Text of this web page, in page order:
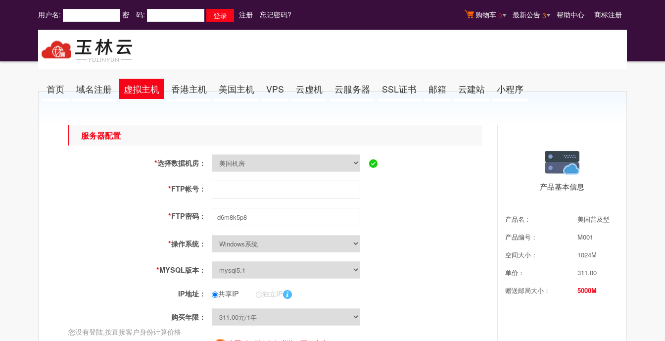
购物车 0 最新公告 3 帮助中心 商标注册
用户名: 密 码: 注册 忘记密码?
首页 域名注册 虚拟主机 香港主机 美国主机 VPS 云虚机 云服务器 SSL证书 邮箱 云建站 小程序
产品基本信息
产品名：
美国普及型
产品编号：
M001
空间大小：
1024M
单价：
311.00
赠送邮局大小：
5000M
服务器配置
*选择数据机房：
*FTP帐号：
*FTP密码：
*操作系统：
*MYSQL版本：
IP地址： 共享IP 独立IP
购买年限：
您没有登陆,按直接客户身份计算价格